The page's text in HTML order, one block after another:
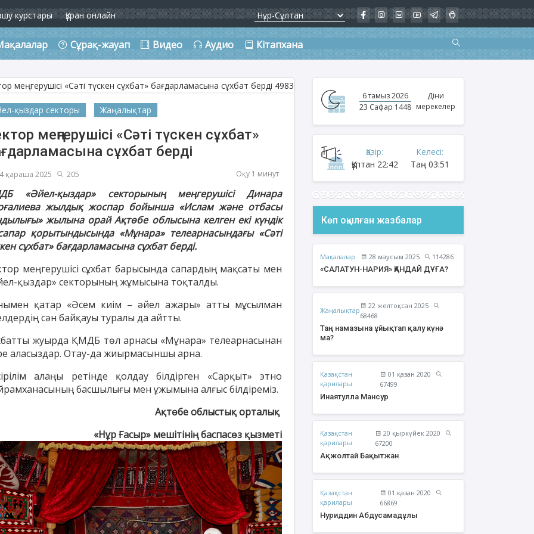
курстары Құран онлайн
Сұрақ-жауап Видео Аудио Кітапхана
Жұмабаев Данияр
Әлимұхамедұлы
Ақжолтай Бақытжан
Әбішев Қуаныш
қыздар секторы Жаңалықтар
меңгерушісі «Сәті түскен сұхбат»
сұхбат берді
қараша 2025 205 Оқу 1 минут
«Әйел-қыздар» секторының меңгерушісі Динара
жылдық жоспар бойынша «Ислам және отбасы
жылына орай Ақтөбе облысына келген екі күндік
қорытындысында «Мұнара» телеарнасындағы «Сәті
сұхбат» бағдарламасына сұхбат берді.
меңгерушісі сұхбат барысында сапардың мақсаты мен
қыздар» секторының жұмысына тоқталды.
қатар «Әсем киім – әйел ажары» атты мұсылман
сән байқауы туралы да айтты.
жуырда ҚМДБ төл арнасы «Мұнара» телеарнасынан
аласыздар. Отау-да жиырмасыншы арна.
алаңы ретінде қолдау білдірген «Сарқыт» этно
басшылығы мен ұжымына алғыс білдіреміз.
Ақтөбе облыстық орталық
«Нұр Ғасыр» мешітінің баспасөз қызметі
6 тамыз 2026
23 Сафар 1448
Діни
мерекелер
Қазір:
Құптан 22:42
Келесі:
Таң 03:51
Көп оқылған жазбалар
Мақалалар 28 маусым 2025
114286
«САЛАТУН-НАРИЯ» ҚАНДАЙ ДҰҒА?
Жаңалықтар
22 желтоқсан 2025
68468
Таң намазына ұйықтап қалу күнә
ма?
Қазақстан
қарилары
01 қазан 2020
67499
Инаятулла Мансур
Қазақстан
қарилары
20 қыркүйек 2020
67200
Ақжолтай Бақытжан
Қазақстан
қарилары
01 қазан 2020
66869
Нуриддин Абдусамадұлы